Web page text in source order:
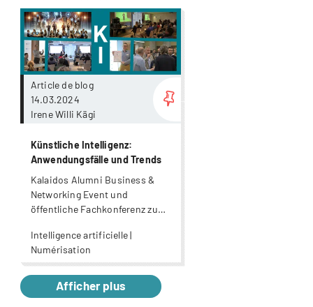
Article de blog
14.03.2024
Irene Willi Kägi
Künstliche Intelligenz:
Anwendungsfälle und Trends
Kalaidos Alumni Business &
Networking Event und
öffentliche Fachkonferenz zum
Intelligence artificielle |
Numérisation
Plus
Afficher plus